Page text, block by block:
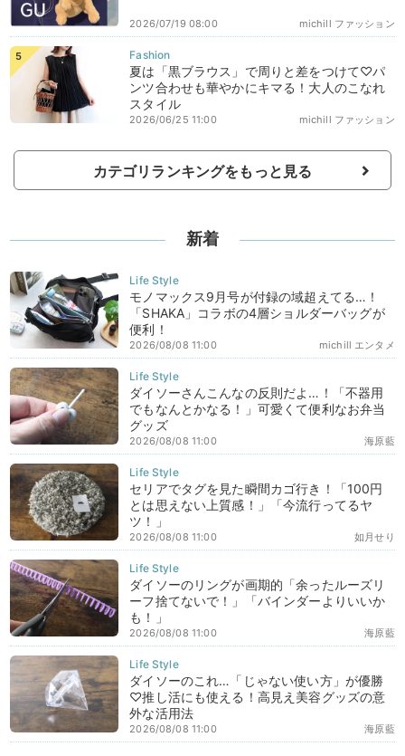
michill ファッション
2026/07/19 08:00
夏は「黒ブラウス」で周りと差をつけて♡パ
ンツ合わせも華やかにキマる！大人のこなれ
スタイル
michill ファッション
2026/06/25 11:00
カテゴリランキングをもっと見る
新着
モノマックス9月号が付録の域超えてる…！
「SHAKA」コラボの4層ショルダーバッグが
便利！
michill エンタメ
2026/08/08 11:00
ダイソーさんこんなの反則だよ…！「不器用
でもなんとかなる！」可愛くて便利なお弁当
グッズ
海原藍
2026/08/08 11:00
セリアでタグを見た瞬間カゴ行き！「100円
とは思えない上質感！」「今流行ってるヤ
ツ！」
如月せり
2026/08/08 11:00
ダイソーのリングが画期的「余ったルーズリ
ーフ捨てないで！」「バインダーよりいいか
も！」
海原藍
2026/08/08 11:00
ダイソーのこれ…「じゃない使い方」が優勝
♡推し活にも使える！高見え美容グッズの意
外な活用法
海原藍
2026/08/08 11:00